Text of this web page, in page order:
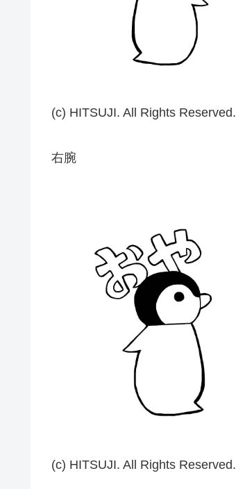
(c) HITSUJI. All Rights Reserved.
右腕
(c) HITSUJI. All Rights Reserved.